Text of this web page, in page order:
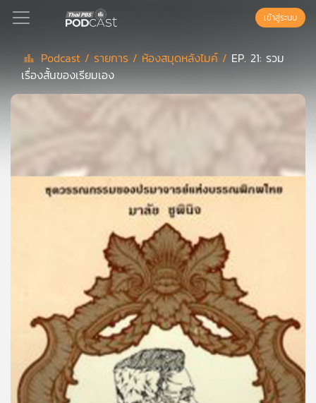
Podcast
สต์
คุณ
เพลง
เข้าสู่ระบบ
Podcast / รายการ / ห้องสมุดหลังไมค์ / EP. 21: รวม
เรื่องสั้นของเรียมเอง